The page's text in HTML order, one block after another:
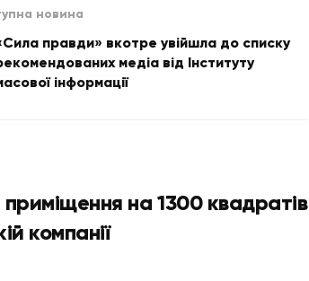
новина
правди» вкотре увійшла до списку
медіа від Інституту
інформації
на 1300 квадратів
компанії